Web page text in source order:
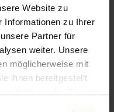
Website zu
Informationen zu Ihrer
Partner für
weiter. Unsere
möglicherweise mit
ihnen bereitgestellt